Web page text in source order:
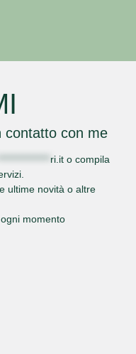
contatto con me
ri.it o compila
ultime novità o altre
momento